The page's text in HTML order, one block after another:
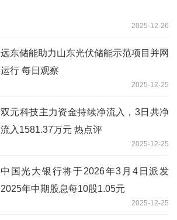
2025-12-26
远东储能助力山东光伏储能示范项目并网
运行 每日观察
2025-12-25
双元科技主力资金持续净流入，3日共净
流入1581.37万元 热点评
2025-12-25
中国光大银行将于2026年3月4日派发
2025年中期股息每10股1.05元
2025-12-25